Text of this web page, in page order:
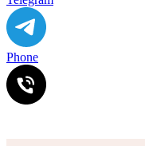
Phone